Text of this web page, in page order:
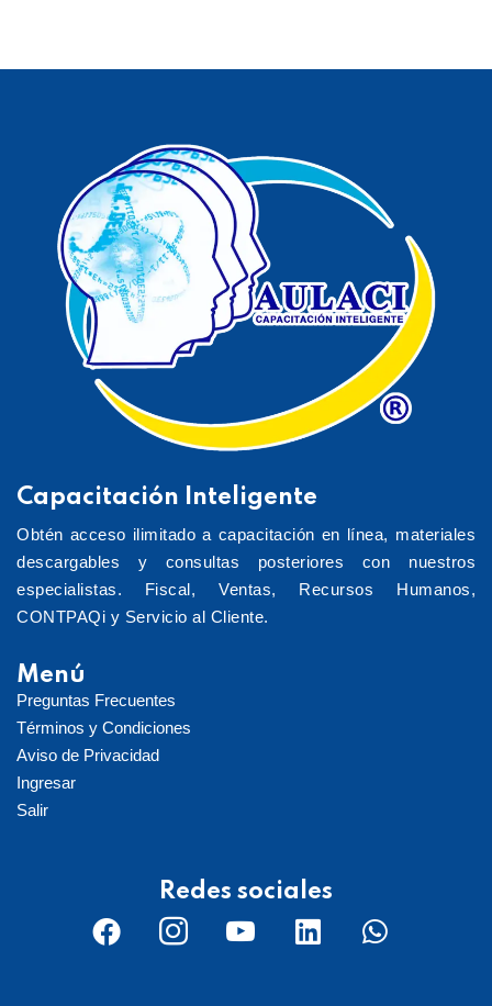
Capacitación Inteligente
Obtén acceso ilimitado a capacitación en línea, materiales
descargables y consultas posteriores con nuestros
especialistas. Fiscal, Ventas, Recursos Humanos,
CONTPAQi y Servicio al Cliente.
Menú
Preguntas Frecuentes
Términos y Condiciones
Aviso de Privacidad
Ingresar
Salir
Redes sociales